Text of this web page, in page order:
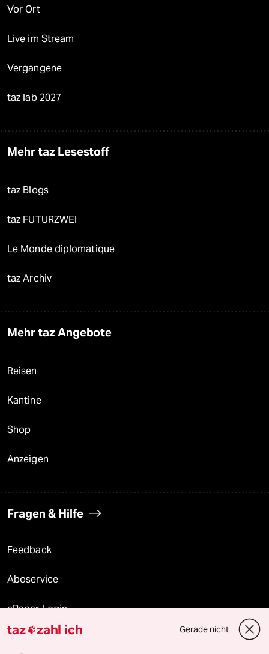
Vor Ort
Live im Stream
Vergangene
taz lab 2027
Mehr taz Lesestoff
taz Blogs
taz FUTURZWEI
Le Monde diplomatique
taz Archiv
Mehr taz Angebote
Reisen
Kantine
Shop
Anzeigen
Fragen & Hilfe
Feedback
Aboservice
ePaper Login
Downloads für Abonnierende
taz zahl ich Gerade nicht